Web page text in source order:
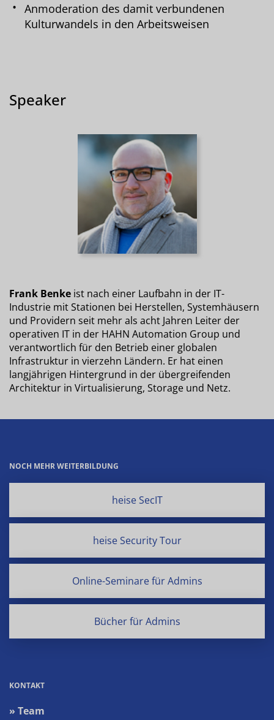
Anmoderation des damit verbundenen
Kulturwandels in den Arbeitsweisen
Speaker
Frank Benke ist nach einer Laufbahn in der IT-
Industrie mit Stationen bei Herstellen, Systemhäusern
und Providern seit mehr als acht Jahren Leiter der
operativen IT in der HAHN Automation Group und
verantwortlich für den Betrieb einer globalen
Infrastruktur in vierzehn Ländern. Er hat einen
langjährigen Hintergrund in der übergreifenden
Architektur in Virtualisierung, Storage und Netz.
NOCH MEHR WEITERBILDUNG
heise SecIT
heise Security Tour
Online-Seminare für Admins
Bücher für Admins
KONTAKT
» Team